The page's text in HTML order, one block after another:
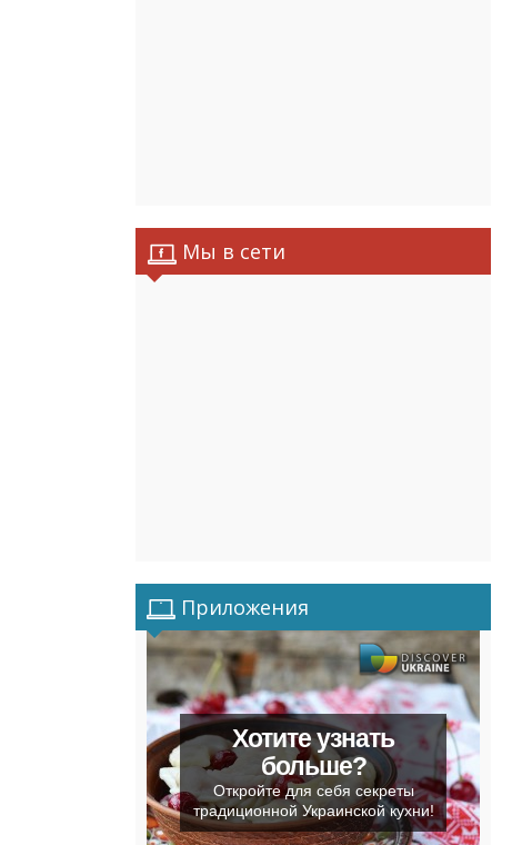
Мы в сети
Приложения
Хотите узнать
больше?
Откройте для себя секреты
традиционной Украинской кухни!